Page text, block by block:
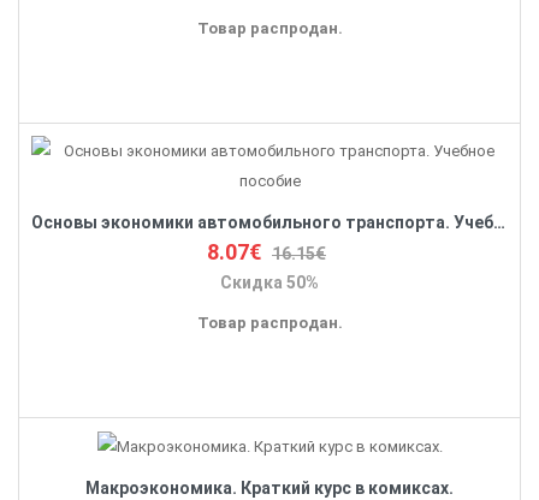
Товар распродан.
Основы экономики автомобильного транспорта. Учебное пособие
8.07€ 16.15€
Скидка 50%
Товар распродан.
Макроэкономика. Краткий курс в комиксах.